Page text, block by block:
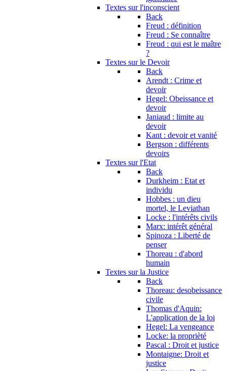
Textes sur l'inconscient
Back
Freud : définition
Freud : Se connaître
Freud : qui est le maître
?
Textes sur le Devoir
Back
Arendt : Crime et
devoir
Hegel: Obeissance et
devoir
Janiaud : limite au
devoir
Kant : devoir et vanité
Bergson : différents
devoirs
Textes sur l'Etat
Back
Durkheim : Etat et
individu
Hobbes : un dieu
mortel, le Leviathan
Locke : l'intérêts civils
Marx: intérêt général
Spinoza : Liberté de
penser
Thoreau : d'abord
humain
Textes sur la Justice
Back
Thoreau: desobeissance
civile
Thomas d'Aquin:
L'application de la loi
Hegel: La vengeance
Locke: la proprièté
Pascal : Droit et justice
Montaigne: Droit et
justice